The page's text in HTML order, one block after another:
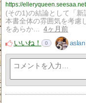
https://
(その1)の結論として「新
本書全体の雰囲気を考慮
をあらか…
4ヶ月前
いいね！
0 aslan